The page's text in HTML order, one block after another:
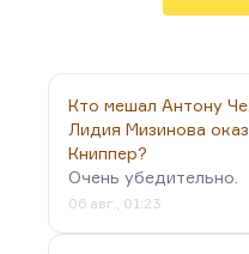
Кто мешал Антону
Лидия Мизинова
Книппер?
Очень убедительно.
06 авг., 01:23